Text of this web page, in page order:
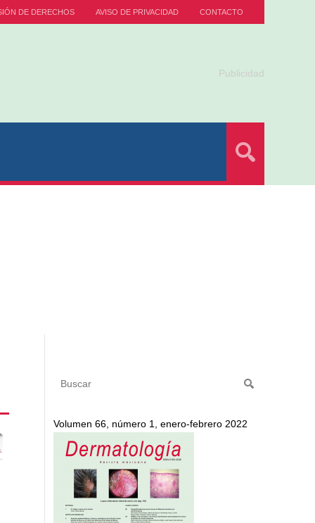
DE DERECHOS AVISO DE PRIVACIDAD CONTACTO
Publicidad
Volumen 66, número 1, enero-febrero 2022